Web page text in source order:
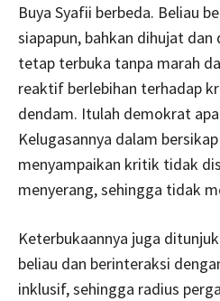
Buya Syafii berbeda. Beliau
siapapun, bahkan dihujat dan
tetap terbuka tanpa marah
reaktif berlebihan terhadap
dendam. Itulah demokrat
Kelugasannya dalam
menyampaikan kritik tidak
menyerang, sehingga tidak
Keterbukaannya juga
beliau dan berinteraksi
inklusif, sehingga radius